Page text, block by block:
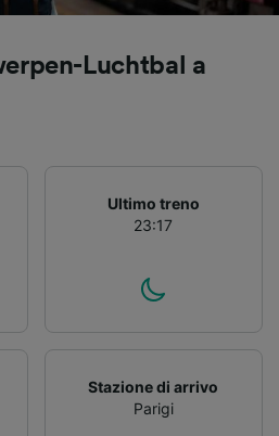
Luchtbal a
Ultimo treno
23:17
Stazione di arrivo
Parigi
precisi.
su dispositivo e/o
e contenuti
servizi.